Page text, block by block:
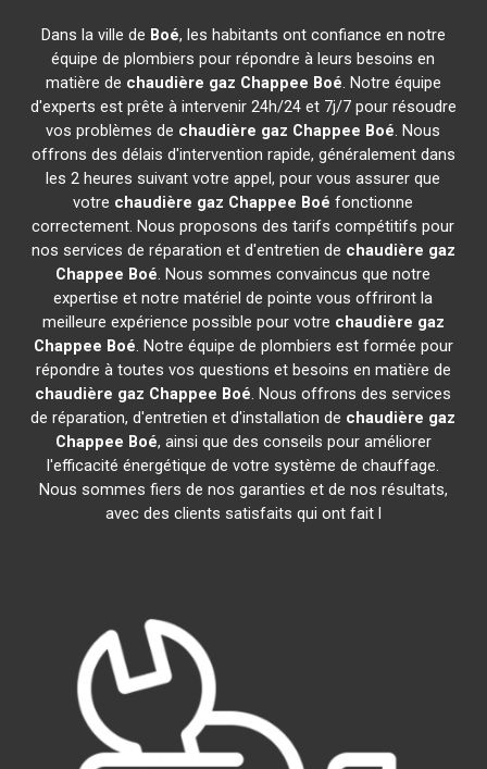
Dans la ville de Boé, les habitants ont confiance en notre
équipe de plombiers pour répondre à leurs besoins en
matière de chaudière gaz Chappee Boé. Notre équipe
d'experts est prête à intervenir 24h/24 et 7j/7 pour résoudre
vos problèmes de chaudière gaz Chappee Boé. Nous
offrons des délais d'intervention rapide, généralement dans
les 2 heures suivant votre appel, pour vous assurer que
votre chaudière gaz Chappee Boé fonctionne
correctement. Nous proposons des tarifs compétitifs pour
nos services de réparation et d'entretien de chaudière gaz
Chappee Boé. Nous sommes convaincus que notre
expertise et notre matériel de pointe vous offriront la
meilleure expérience possible pour votre chaudière gaz
Chappee Boé. Notre équipe de plombiers est formée pour
répondre à toutes vos questions et besoins en matière de
chaudière gaz Chappee Boé. Nous offrons des services
de réparation, d'entretien et d'installation de chaudière gaz
Chappee Boé, ainsi que des conseils pour améliorer
l'efficacité énergétique de votre système de chauffage.
Nous sommes fiers de nos garanties et de nos résultats,
avec des clients satisfaits qui ont fait l